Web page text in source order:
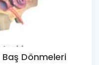
Dönmeleri